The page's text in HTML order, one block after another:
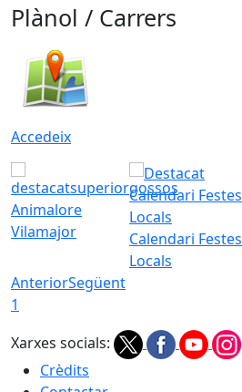
Plànol / Carrers
Accedeix
Animalore
Vilamajor
Calendari Festes
Locals
AnteriorSegüent
1
Xarxes socials:
Crèdits